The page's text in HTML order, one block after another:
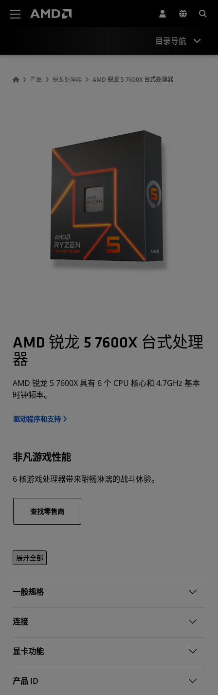
目录导航
产品 锐龙处理器 AMD 锐龙 5 7600X 台式处理器
AMD 锐龙 5 7600X 台式处理
器
AMD 锐龙 5 7600X 具有 6 个 CPU 核心和 4.7GHz 基本
时钟频率。
驱动程序和支持
非凡游戏性能
6 核游戏处理器带来酣畅淋漓的战斗体验。
查找零售商
展开全部
一般规格
连接
显卡功能
产品 ID